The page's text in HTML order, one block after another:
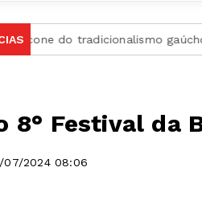
tradicionalismo gaúcho, Bagre
8° Festival da
07/2024 08:06